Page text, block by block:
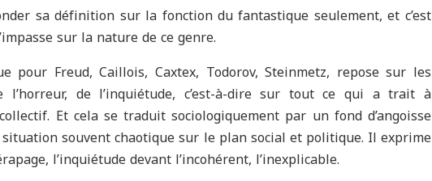
sa définition sur la fonction du fantastique seulement, et c’est
sur la nature de ce genre.
pour Freud, Caillois, Caxtex, Todorov, Steinmetz, repose sur les
de l’inquiétude, c’est-à-dire sur tout ce qui a trait à
Et cela se traduit sociologiquement par un fond d’angoisse
souvent chaotique sur le plan social et politique. Il exprime
l’inquiétude devant l’incohérent, l’inexplicable.